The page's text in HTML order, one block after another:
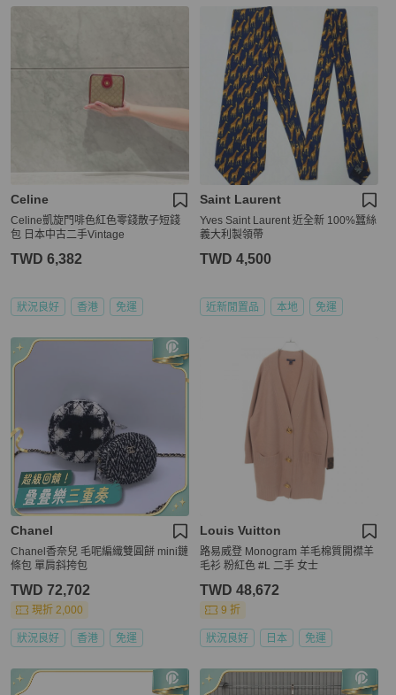
Celine
Celine凱旋門啡色紅色零錢散子短錢
包 日本中古二手Vintage
TWD 6,382
狀況良好 香港 免運
Saint Laurent
Yves Saint Laurent 近全新 100%蠶絲
義大利製領帶
TWD 4,500
近新閒置品 本地 免運
Chanel
Chanel香奈兒 毛呢編織雙圓餅 mini鏈
條包 單肩斜挎包
TWD 72,702
現折 2,000
狀況良好 香港 免運
Louis Vuitton
路易威登 Monogram 羊毛棉質開襟羊
毛衫 粉紅色 #L 二手 女士
TWD 48,672
9 折
狀況良好 日本 免運